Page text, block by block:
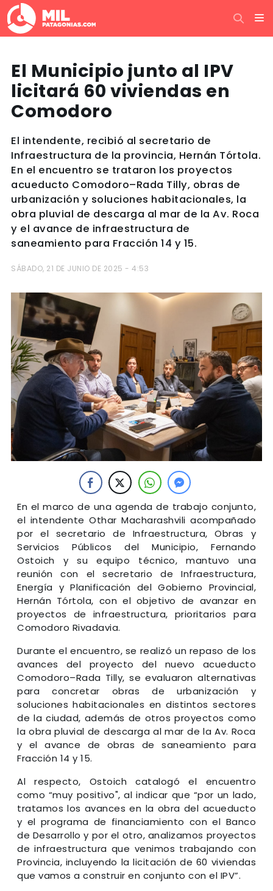
El Municipio junto al IPV
licitará 60 viviendas en
Comodoro
El intendente, recibió al secretario de
Infraestructura de la provincia, Hernán Tórtola.
En el encuentro se trataron los proyectos
acueducto Comodoro–Rada Tilly, obras de
urbanización y soluciones habitacionales, la
obra pluvial de descarga al mar de la Av. Roca
y el avance de infraestructura de
saneamiento para Fracción 14 y 15.
SÁBADO, 21 DE JUNIO DE 2025 - 4:53
En el marco de una agenda de trabajo conjunto,
el intendente Othar Macharashvili acompañado
por el secretario de Infraestructura, Obras y
Servicios Públicos del Municipio, Fernando
Ostoich y su equipo técnico, mantuvo una
reunión con el secretario de Infraestructura,
Energía y Planificación del Gobierno Provincial,
Hernán Tórtola, con el objetivo de avanzar en
proyectos de infraestructura, prioritarios para
Comodoro Rivadavia.
Durante el encuentro, se realizó un repaso de los
avances del proyecto del nuevo acueducto
Comodoro–Rada Tilly, se evaluaron alternativas
para concretar obras de urbanización y
soluciones habitacionales en distintos sectores
de la ciudad, además de otros proyectos como
la obra pluvial de descarga al mar de la Av. Roca
y el avance de obras de saneamiento para
Fracción 14 y 15.
Al respecto, Ostoich catalogó el encuentro
como “muy positivo", al indicar que “por un lado,
tratamos los avances en la obra del acueducto
y el programa de financiamiento con el Banco
de Desarrollo y por el otro, analizamos proyectos
de infraestructura que venimos trabajando con
Provincia, incluyendo la licitación de 60 viviendas
que vamos a construir en conjunto con el IPV”.